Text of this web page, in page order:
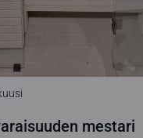
mestari